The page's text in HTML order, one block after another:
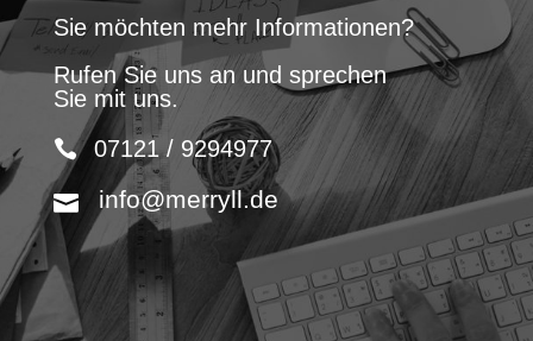
Sie möchten mehr Informationen?
Rufen Sie uns an und sprechen
Sie mit uns.
07121 / 9294977
info@merryll.de